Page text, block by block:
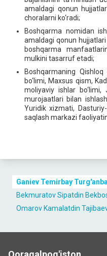
Ganiev Temirbay
Bekmuratov Sipatdin
Omarov Kamalatdin
amaldagi qonun
choralarni ko‘radi;
Boshqarma nomidan
amaldagi qonun
boshqarma
mulkini tasarruf etadi;
Boshqarmaning
bo‘limi, Maxsus qism,
moliyaviy ishlar
murojaatlari bilan
Yuridik xizmati,
saqlash markazi